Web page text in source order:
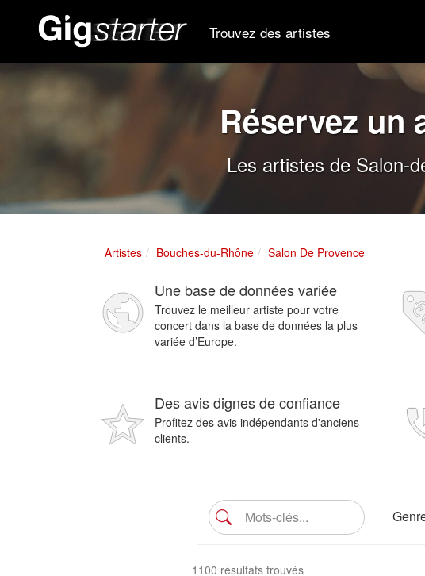
Trouvez des artistes
Réservez
Les artistes de Salon-
Artistes Bouches-du-Rhône Salon De Provence
Une base de données variée
Trouvez le meilleur artiste pour votre
concert dans la base de données la plus
variée d’Europe.
Des avis dignes de confiance
Profitez des avis indépendants d'anciens
clients.
1100 résultats trouvés